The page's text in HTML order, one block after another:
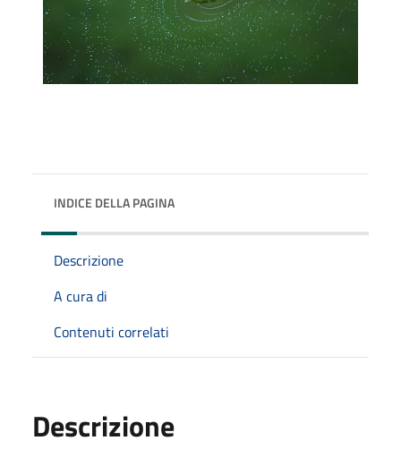
INDICE DELLA PAGINA
Descrizione
A cura di
Contenuti correlati
Descrizione